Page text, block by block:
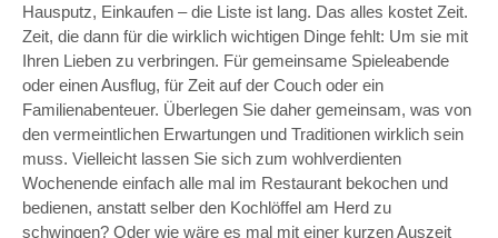
Hausputz, Einkaufen – die Liste ist lang. Das alles kostet Zeit.
Zeit, die dann für die wirklich wichtigen Dinge fehlt: Um sie mit
Ihren Lieben zu verbringen. Für gemeinsame Spieleabende
oder einen Ausflug, für Zeit auf der Couch oder ein
Familienabenteuer. Überlegen Sie daher gemeinsam, was von
den vermeintlichen Erwartungen und Traditionen wirklich sein
muss. Vielleicht lassen Sie sich zum wohlverdienten
Wochenende einfach alle mal im Restaurant bekochen und
bedienen, anstatt selber den Kochlöffel am Herd zu
schwingen? Oder wie wäre es mal mit einer kurzen Auszeit